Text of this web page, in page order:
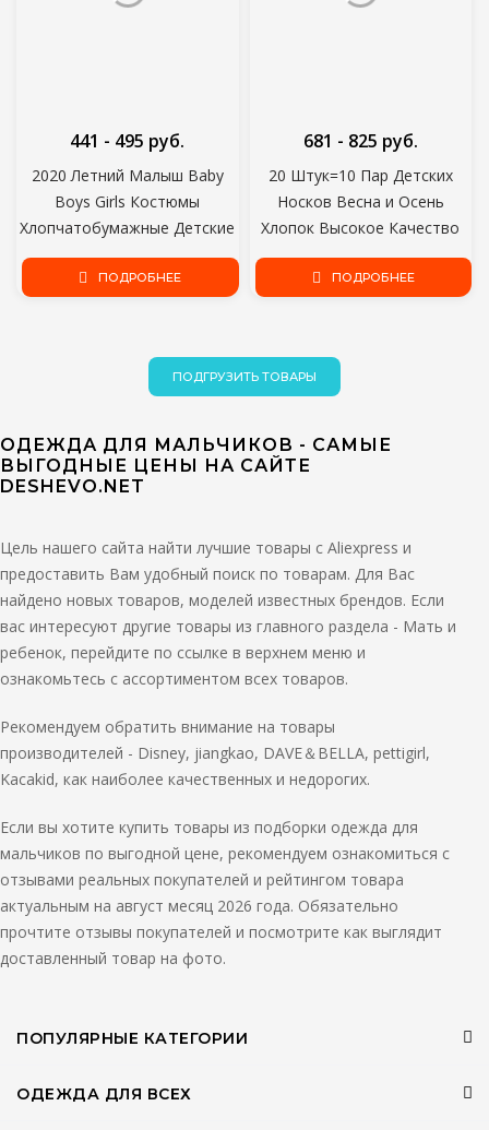
2020 Летний Малыш Baby
Boys Girls Костюмы
Хлопчатобумажные Детские
Наряды Детская Одежда Для
девочек Комплект
костюмы
441 - 495 руб.
ПОДРОБНЕЕ
20 Штук=10 Пар Детских
Носков Весна и Осень
Хлопок Высокое Качество
Конфеты Цвета Носки Для
Девочек С Мальчиками
681 - 825 руб.
ПОДРОБНЕЕ
ПОДГРУЗИТЬ ТОВАРЫ
ОДЕЖДА ДЛЯ МАЛЬЧИКОВ - САМЫЕ
ВЫГОДНЫЕ ЦЕНЫ НА САЙТЕ
DESHEVO.NET
Цель нашего сайта найти лучшие товары с Aliexpress и
предоставить Вам удобный поиск по товарам. Для Вас
найдено новых товаров, моделей известных брендов. Если
вас интересуют другие товары из главного раздела - Мать и
ребенок, перейдите по ссылке в верхнем меню и
ознакомьтесь с ассортиментом всех товаров.
Рекомендуем обратить внимание на товары
производителей - Disney, jiangkao, DAVE＆BELLA, pettigirl,
Kacakid, как наиболее качественных и недорогих.
Если вы хотите купить товары из подборки одежда для
мальчиков по выгодной цене, рекомендуем ознакомиться с
отзывами реальных покупателей и рейтингом товара
актуальным на август месяц 2026 года. Обязательно
прочтите отзывы покупателей и посмотрите как выглядит
доставленный товар на фото.
ПОПУЛЯРНЫЕ КАТЕГОРИИ
ОДЕЖДА ДЛЯ ВСЕХ